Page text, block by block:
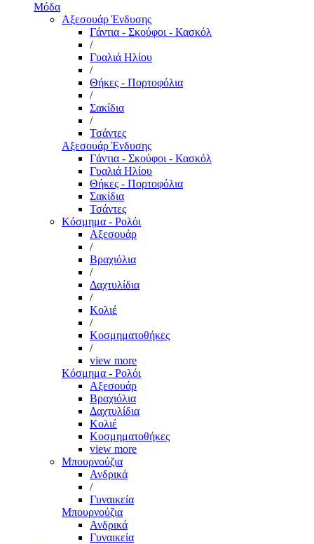
Μόδα
Αξεσουάρ Ένδυσης
Γάντια - Σκούφοι - Κασκόλ
/
Γυαλιά Ηλίου
/
Θήκες - Πορτοφόλια
/
Σακίδια
/
Τσάντες
Αξεσουάρ Ένδυσης
Γάντια - Σκούφοι - Κασκόλ
Γυαλιά Ηλίου
Θήκες - Πορτοφόλια
Σακίδια
Τσάντες
Κόσμημα - Ρολόι
Αξεσουάρ
/
Βραχιόλια
/
Δαχτυλίδια
/
Κολιέ
/
Κοσμηματοθήκες
/
view more
Κόσμημα - Ρολόι
Αξεσουάρ
Βραχιόλια
Δαχτυλίδια
Κολιέ
Κοσμηματοθήκες
view more
Μπουρνούζια
Ανδρικά
/
Γυναικεία
Μπουρνούζια
Ανδρικά
Γυναικεία